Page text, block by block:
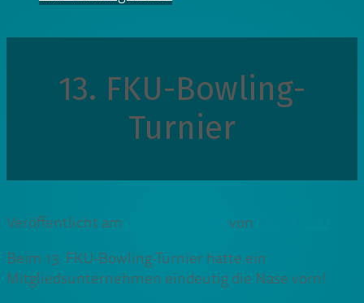
13. FKU-Bowling-
Turnier
Veröffentlicht am von
Beim 13. FKU-Bowling-Turnier hatte ein
Mitgliedsunternehmen eindeutig die Nase vorn!